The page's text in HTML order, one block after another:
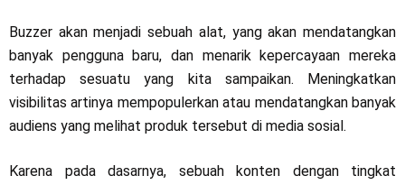
Buzzer akan menjadi sebuah alat, yang akan mendatangkan
banyak pengguna baru, dan menarik kepercayaan mereka
terhadap sesuatu yang kita sampaikan. Meningkatkan
visibilitas artinya mempopulerkan atau mendatangkan banyak
audiens yang melihat produk tersebut di media sosial.
Karena pada dasarnya, sebuah konten dengan tingkat